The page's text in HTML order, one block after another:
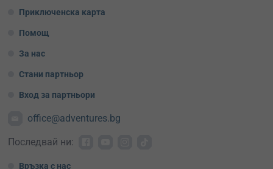
Приключенска карта
Помощ
За нас
Стани партньор
Вход за партньори
office@adventures.bg
Последвай ни:
Връзка с нас